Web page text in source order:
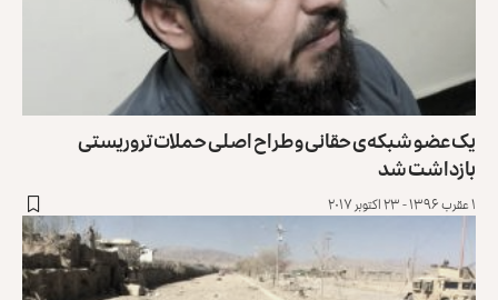
یک عضو شبکه‌ی حقانی و طراح اصلی حملات تروریستی
بازداشت شد
۱ عقرب ۱۳۹۶ - ۲۳ اکتوبر ۲۰۱۷